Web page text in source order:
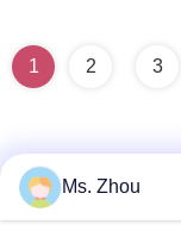
1 2 3
Ms. Zhou